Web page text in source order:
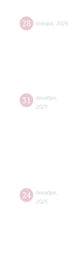
28 января 2026
31 декабря
2025
24 декабря
2025